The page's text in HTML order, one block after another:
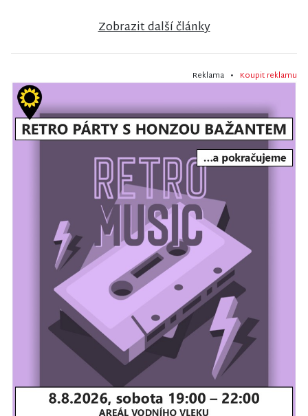
Zobrazit další články
Reklama • Koupit reklamu